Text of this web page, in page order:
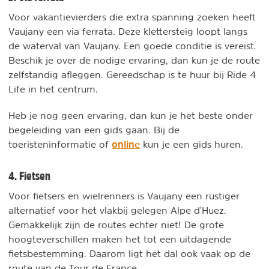
Voor vakantievierders die extra spanning zoeken heeft
Vaujany een via ferrata. Deze klettersteig loopt langs
de waterval van Vaujany. Een goede conditie is vereist.
Beschik je over de nodige ervaring, dan kun je de route
zelfstandig afleggen. Gereedschap is te huur bij Ride 4
Life in het centrum.
Heb je nog geen ervaring, dan kun je het beste onder
begeleiding van een gids gaan. Bij de
toeristeninformatie of online kun je een gids huren.
4. Fietsen
Voor fietsers en wielrenners is Vaujany een rustiger
alternatief voor het vlakbij gelegen Alpe d'Huez.
Gemakkelijk zijn de routes echter niet! De grote
hoogteverschillen maken het tot een uitdagende
fietsbestemming. Daarom ligt het dal ook vaak op de